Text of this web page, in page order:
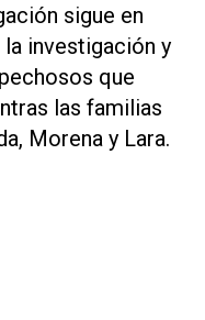
sigue en
investigación y
que
las familias
Morena y Lara.